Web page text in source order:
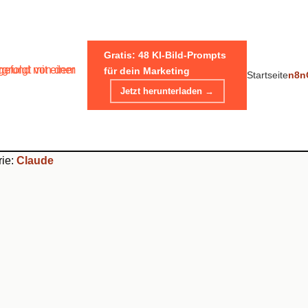
Gratis: 48 KI-Bild-Prompts
für dein Marketing
Jetzt herunterladen →
Startseiten8n
Was wirklich
Claude